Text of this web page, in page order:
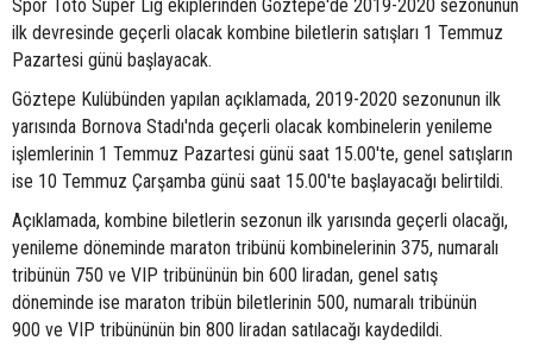
Spor Toto Süper Lig ekiplerinden Göztepe'de 2019-2020 sezonunun
ilk devresinde geçerli olacak kombine biletlerin satışları 1 Temmuz
Pazartesi günü başlayacak.
Göztepe Kulübünden yapılan açıklamada, 2019-2020 sezonunun ilk
yarısında Bornova Stadı'nda geçerli olacak kombinelerin yenileme
işlemlerinin 1 Temmuz Pazartesi günü saat 15.00'te, genel satışların
ise 10 Temmuz Çarşamba günü saat 15.00'te başlayacağı belirtildi.
Açıklamada, kombine biletlerin sezonun ilk yarısında geçerli olacağı,
yenileme döneminde maraton tribünü kombinelerinin 375, numaralı
tribünün 750 ve VIP tribününün bin 600 liradan, genel satış
döneminde ise maraton tribün biletlerinin 500, numaralı tribünün
900 ve VIP tribününün bin 800 liradan satılacağı kaydedildi.